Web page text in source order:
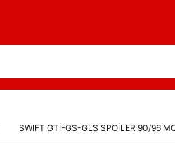
SWIFT GTİ-GS-GLS SPOİLER 90/96